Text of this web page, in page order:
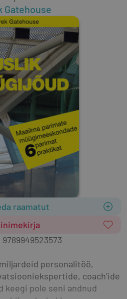
Gatehouse
raamatut
9789949523573
personalitöö,
coach’ide
keegi pole seni andnud